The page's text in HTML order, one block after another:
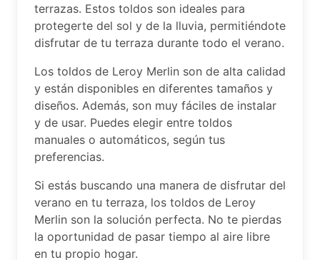
terrazas. Estos toldos son ideales para
protegerte del sol y de la lluvia, permitiéndote
disfrutar de tu terraza durante todo el verano.
Los toldos de Leroy Merlin son de alta calidad
y están disponibles en diferentes tamaños y
diseños. Además, son muy fáciles de instalar
y de usar. Puedes elegir entre toldos
manuales o automáticos, según tus
preferencias.
Si estás buscando una manera de disfrutar del
verano en tu terraza, los toldos de Leroy
Merlin son la solución perfecta. No te pierdas
la oportunidad de pasar tiempo al aire libre
en tu propio hogar.